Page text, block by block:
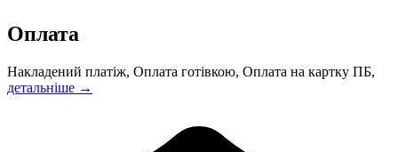
Оплата
Накладений платіж, Оплата готівкою, Оплата на картку ПБ,
детальніше →